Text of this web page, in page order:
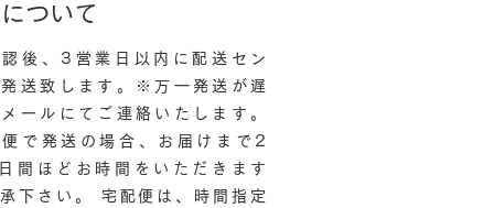
ついて
認後、3営業日以内に配送セン
発送致します。※万一発送が遅
ールにてご連絡いたします。
で発送の場合、お届けまで2
間ほどお時間をいただきます
下さい。 宅配便は、時間指定